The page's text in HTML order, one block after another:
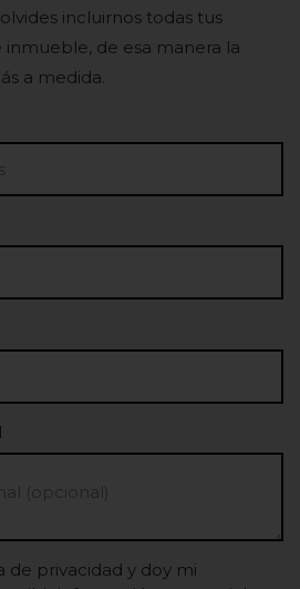
incluirnos todas tus
de esa manera la
a medida.
privacidad y doy mi